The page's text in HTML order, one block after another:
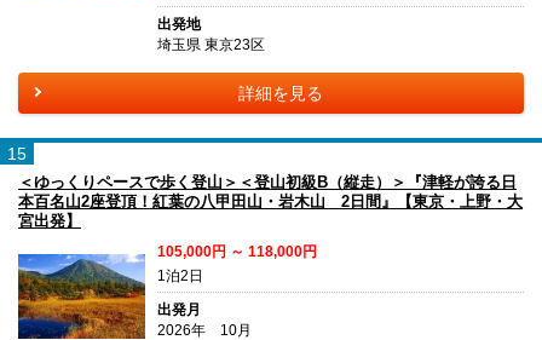
出発地
埼玉県 東京23区
詳細を見る
15
＜ゆっくりペースで歩く登山＞＜登山初級B（縦走）＞『津軽が誇る日
本百名山2座登頂！紅葉の八甲田山・岩木山 2日間』【東京・上野・大
宮出発】
105,000円 ～ 118,000円
1泊2日
出発月
2026年 10月